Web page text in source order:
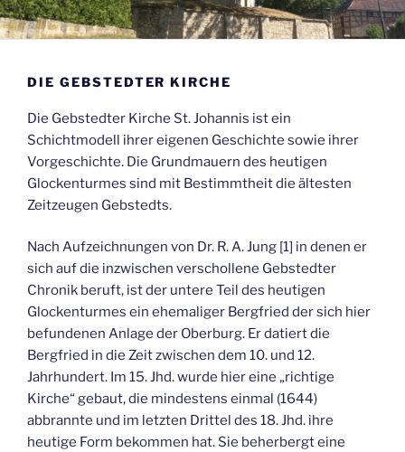
DIE GEBSTEDTER KIRCHE
Die Gebstedter Kirche St. Johannis ist ein
Schichtmodell ihrer eigenen Geschichte sowie ihrer
Vorgeschichte. Die Grundmauern des heutigen
Glockenturmes sind mit Bestimmtheit die ältesten
Zeitzeugen Gebstedts.
Nach Aufzeichnungen von Dr. R. A. Jung [1] in denen er
sich auf die inzwischen verschollene Gebstedter
Chronik beruft, ist der untere Teil des heutigen
Glockenturmes ein ehemaliger Bergfried der sich hier
befundenen Anlage der Oberburg. Er datiert die
Bergfried in die Zeit zwischen dem 10. und 12.
Jahrhundert. Im 15. Jhd. wurde hier eine „richtige
Kirche“ gebaut, die mindestens einmal (1644)
abbrannte und im letzten Drittel des 18. Jhd. ihre
heutige Form bekommen hat. Sie beherbergt eine